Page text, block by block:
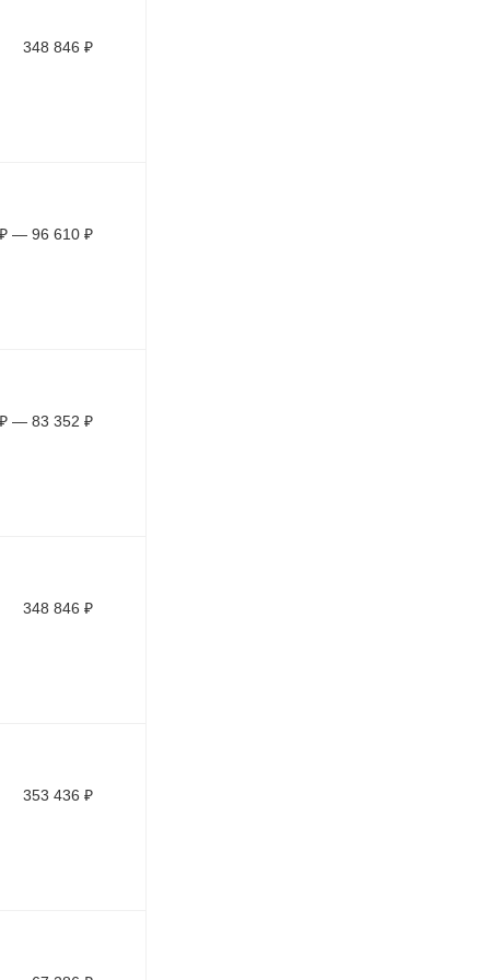
348 846 ₽
₽ — 96 610 ₽
₽ — 83 352 ₽
348 846 ₽
353 436 ₽